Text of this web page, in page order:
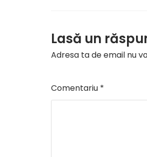
Lasă un
Adresa ta de email nu
Comentariu *